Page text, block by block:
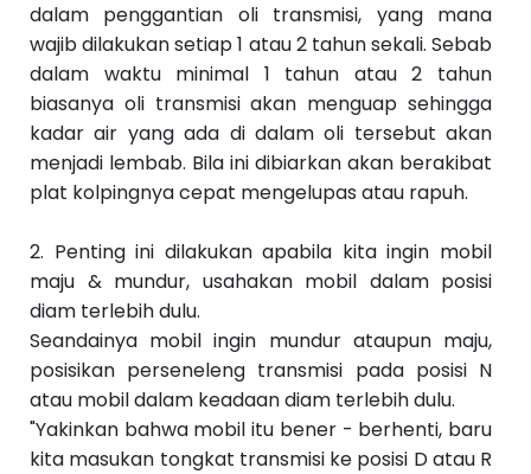
dalam penggantian oli transmisi, yang mana
wajib dilakukan setiap 1 atau 2 tahun sekali. Sebab
dalam waktu minimal 1 tahun atau 2 tahun
biasanya oli transmisi akan menguap sehingga
kadar air yang ada di dalam oli tersebut akan
menjadi lembab. Bila ini dibiarkan akan berakibat
plat kolpingnya cepat mengelupas atau rapuh.
2. Penting ini dilakukan apabila kita ingin mobil
maju & mundur, usahakan mobil dalam posisi
diam terlebih dulu.
Seandainya mobil ingin mundur ataupun maju,
posisikan perseneleng transmisi pada posisi N
atau mobil dalam keadaan diam terlebih dulu.
"Yakinkan bahwa mobil itu bener - berhenti, baru
kita masukan tongkat transmisi ke posisi D atau R